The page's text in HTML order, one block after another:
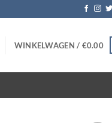
WINKELWAGEN / €0.00